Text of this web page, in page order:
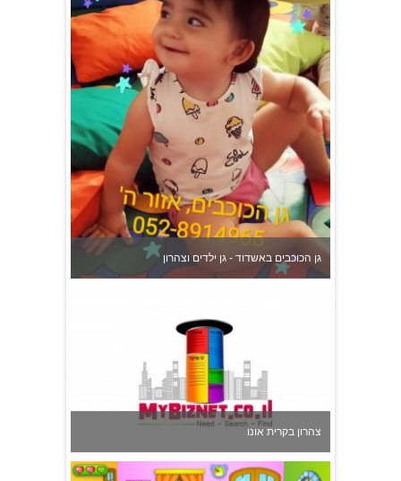
גן הכוכבים באשדוד - גן ילדים וצהרון
צהרון בקרית אונו